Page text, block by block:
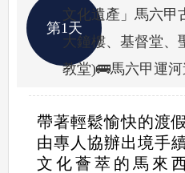
第1天
文化遺產」馬六甲
大鐘樓、基督堂、
教堂)🚌馬六甲運
帶著輕鬆愉快的渡
由專人協辦出境手
文化薈萃的馬來